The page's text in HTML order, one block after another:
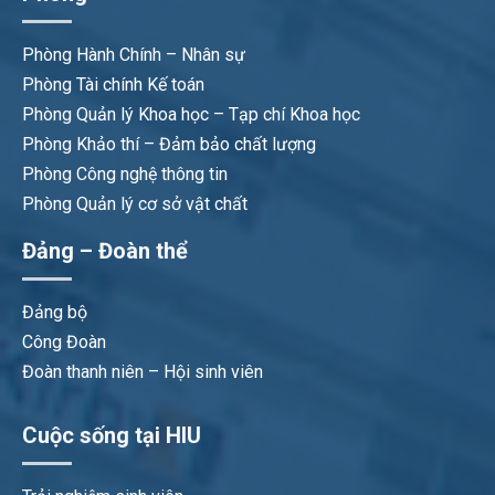
Phòng Hành Chính – Nhân sự
Phòng Tài chính Kế toán
Phòng Quản lý Khoa học – Tạp chí Khoa học
Phòng Khảo thí – Đảm bảo chất lượng
Phòng Công nghệ thông tin
Phòng Quản lý cơ sở vật chất
Đảng – Đoàn thể
Đảng bộ
Công Đoàn
Đoàn thanh niên – Hội sinh viên
Cuộc sống tại HIU